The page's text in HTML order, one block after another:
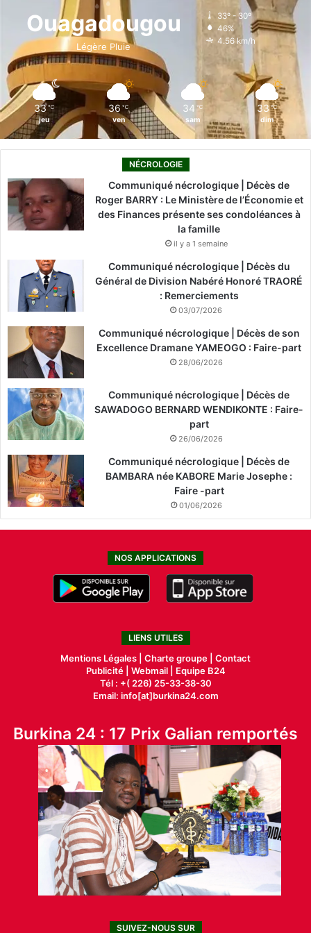
o
k
i
n
g
r
k
Ouagadougou
Légère Pluie
33º - 30º
46%
4.56 km/h
33 ℃
jeu
36 ℃
ven
34 ℃
sam
33 ℃
dim
NÉCROLOGIE
Communiqué nécrologique | Décès de
Roger BARRY : Le Ministère de l’Économie et
des Finances présente ses condoléances à
la famille
il y a 1 semaine
Communiqué nécrologique | Décès du
Général de Division Nabéré Honoré TRAORÉ
: Remerciements
03/07/2026
Communiqué nécrologique | Décès de son
Excellence Dramane YAMEOGO : Faire-part
28/06/2026
Communiqué nécrologique | Décès de
SAWADOGO BERNARD WENDIKONTE : Faire-
part
26/06/2026
Communiqué nécrologique | Décès de
BAMBARA née KABORE Marie Josephe :
Faire -part
01/06/2026
NOS APPLICATIONS
LIENS UTILES
Mentions Légales | Charte groupe | Contact
Publicité| Webmail |
Equipe B24
Tél : +( 226) 25-33-38-30
Email: info[at]burkina24.com
Burkina 24 : 17 Prix Galian remportés
SUIVEZ-NOUS SUR